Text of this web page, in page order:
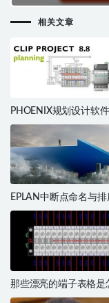
相关文章
PHOENIX规划设计软件
EPLAN中断点命名与排
那些漂亮的端子表格是
的？